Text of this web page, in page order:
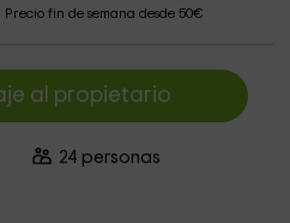
Precio fin de semana desde 50€
al propietario
24 personas